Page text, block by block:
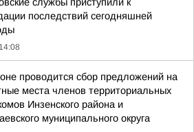
последствий сегодняшней
проводится сбор предложений на
места членов территориальных
Инзенского района и
муниципального округа